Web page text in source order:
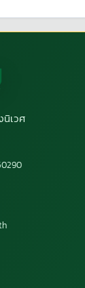
เวศ